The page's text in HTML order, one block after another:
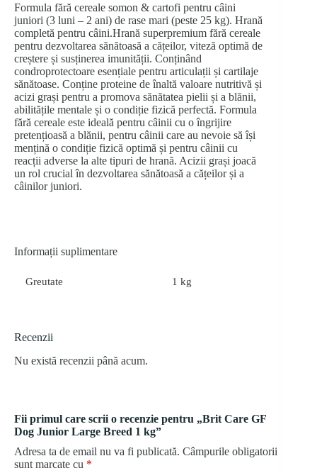
Formula fără cereale somon & cartofi pentru câini
juniori (3 luni – 2 ani) de rase mari (peste 25 kg). Hrană
completă pentru câini.Hrană superpremium fără cereale
pentru dezvoltarea sănătoasă a cățeilor, viteză optimă de
creștere și susținerea imunității. Conținând
condroprotectoare esențiale pentru articulații și cartilaje
sănătoase. Conține proteine de înaltă valoare nutritivă și
acizi grași pentru a promova sănătatea pielii și a blănii,
abilitățile mentale și o condiție fizică perfectă. Formula
fără cereale este ideală pentru câinii cu o îngrijire
pretențioasă a blănii, pentru câinii care au nevoie să își
mențină o condiție fizică optimă și pentru câinii cu
reacții adverse la alte tipuri de hrană. Acizii grași joacă
un rol crucial în dezvoltarea sănătoasă a cățeilor și a
câinilor juniori.
Informații suplimentare
Greutate 1 kg
Recenzii
Nu există recenzii până acum.
Fii primul care scrii o recenzie pentru „Brit Care GF
Dog Junior Large Breed 1 kg”
Adresa ta de email nu va fi publicată. Câmpurile obligatorii
sunt marcate cu *